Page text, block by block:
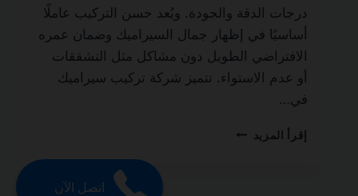
درجات الدقة والجودة. ويُعد حسن التركيب عاملًا
أساسيًا في إظهار جمال السيراميك وضمان عمره
الافتراضي الطويل دون مشاكل مثل التشققات
أو عدم الاستواء. تتميز شركة تركيب سيراميك
في…
إقرأ المزيد شركة
اتصل الآن